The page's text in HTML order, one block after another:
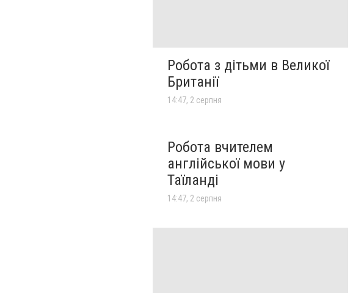
Робота з дітьми в Великої
Британії
14:47, 2 серпня
Робота вчителем
англійської мови у
Таїланді
14:47, 2 серпня